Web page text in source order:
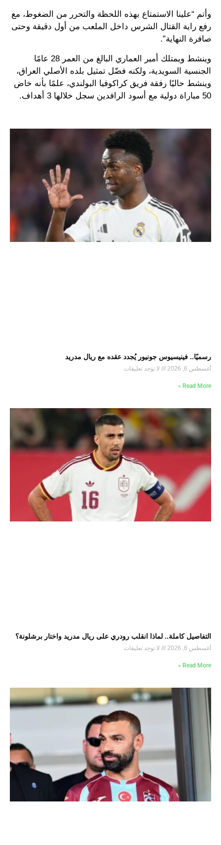
وأتم “علينا الاستمتاع بهذه اللحظة والتحرر من الضغوط، مع
رفع راية القتال الشرس داخل الملعب من أول دقيقة وحتى
صافرة النهاية”.
وينشط ويمتلك أمير العماري البالغ من العمر 28 عامًا
الجنسية السويدية، ولكنه فضّل تمثيل بلده الأصلي العراق،
وينشط حاليًا رفقة فريق كراكوفيا البولندي، علمًا بأنه خاض
50 مباراة دولية مع أسود الرافدين سجل خلالها 3 أهداف.
رسميًا.. فينيسيوس جونيور يُجدد عقده مع ريال مدريد
أغسطس 6, 2026 لا توجد تعليقات
Read More »
التفاصيل كاملة.. لماذا انقلب رودري على ريال مدريد واختار برشلونة؟
أغسطس 6, 2026 لا توجد تعليقات
Read More »